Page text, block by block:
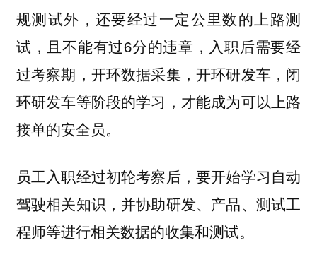
规测试外，还要经过一定公里数的上路测
试，且不能有过6分的违章，入职后需要经
过考察期，开环数据采集，开环研发车，闭
环研发车等阶段的学习，才能成为可以上路
接单的安全员。
员工入职经过初轮考察后，要开始学习自动
驾驶相关知识，并协助研发、产品、测试工
程师等进行相关数据的收集和测试。